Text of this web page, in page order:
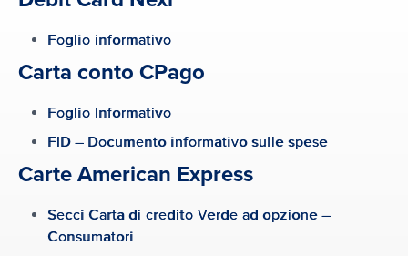
in totale autonomia
Fondi SICAV
Foglio informativo
Carta conto CPago
Foglio Informativo
FID – Documento informativo sulle spese
Carte American Express
Secci Carta di credito Verde ad opzione –
Consumatori